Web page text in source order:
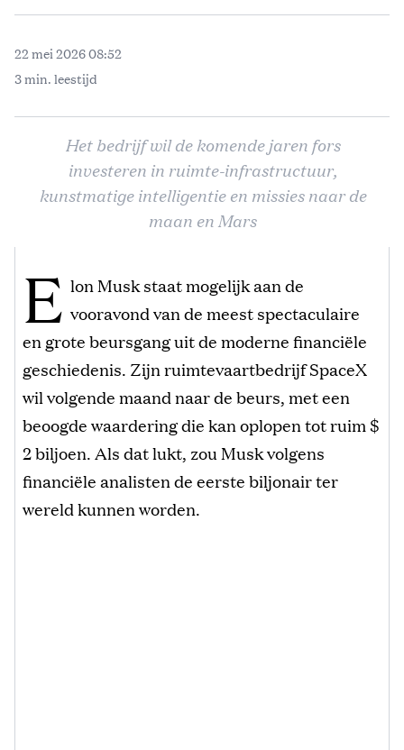
22 mei 2026 08:52
3 min. leestijd
Het bedrijf wil de komende jaren fors
investeren in ruimte-infrastructuur,
kunstmatige intelligentie en missies naar de
maan en Mars
E lon Musk staat mogelijk aan de
vooravond van de meest spectaculaire
en grote beursgang uit de moderne financiële
geschiedenis. Zijn ruimtevaartbedrijf SpaceX
wil volgende maand naar de beurs, met een
beoogde waardering die kan oplopen tot ruim $
2 biljoen. Als dat lukt, zou Musk volgens
financiële analisten de eerste biljonair ter
wereld kunnen worden.